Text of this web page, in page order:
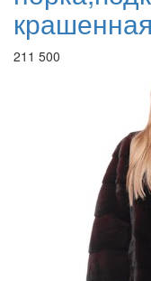
крашенная
211 500